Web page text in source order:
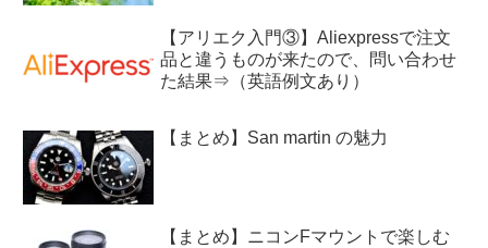
【アリエク入門③】Aliexpressで注文
品と違うものが来たので、問い合わせ
た結果⇒（英語例文あり）
【まとめ】San martin の魅力
【まとめ】ニコンFマウントで楽しむ